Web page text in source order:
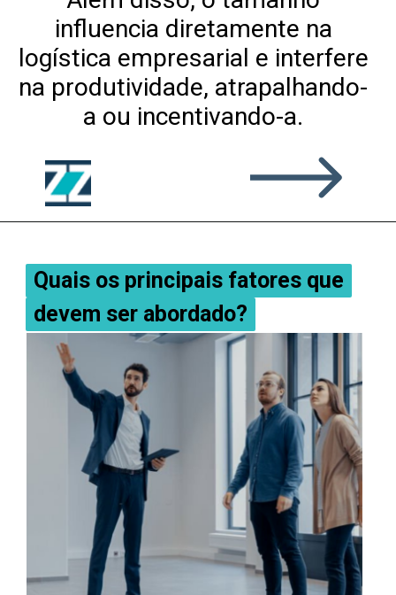
influencia diretamente na
logística empresarial e interfere
na produtividade, atrapalhando-
a ou incentivando-a.
Quais os principais fatores que
devem ser abordado?
Quais os principais fatores que
devem ser abordado?